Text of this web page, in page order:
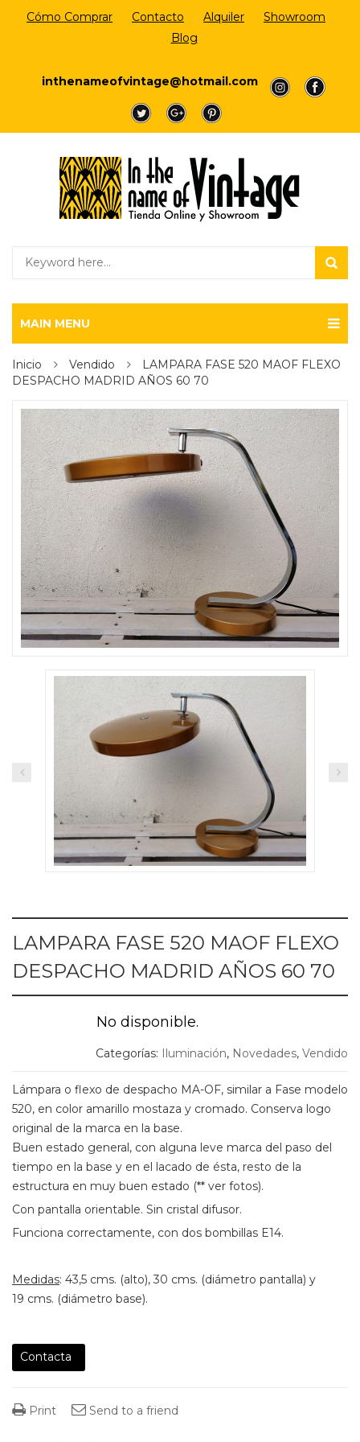
Cómo Comprar Contacto Alquiler
Showroom
Blog
inthenameofvintage@hotmail.com
a
a
a
a a
MAIN MENU
Inicio Vendido
LAMPARA FASE 520 MAOF FLEXO
DESPACHO MADRID AÑOS 60 70
LAMPARA FASE 520 MAOF FLEXO
DESPACHO MADRID AÑOS 60 70
No disponible.
Categorías: Iluminación, Novedades, Vendido
Lámpara o flexo de despacho MA-OF, similar a Fase modelo
520, en color amarillo mostaza y cromado. Conserva logo
original de la marca en la base.
Buen estado general, con alguna leve marca del paso del
tiempo en la base y en el lacado de ésta, resto de la
estructura en muy buen estado (** ver fotos).
Con pantalla orientable. Sin cristal difusor.
Funciona correctamente, con dos bombillas E14.
Medidas: 43,5 cms. (alto), 30 cms. (diámetro pantalla) y
19 cms. (diámetro base).
Contacta
Print Send to a friend